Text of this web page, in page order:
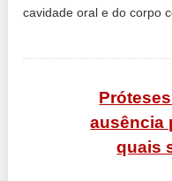
cavidade oral e do corpo
ausência
quais